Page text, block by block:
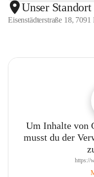
Unser Standort
Eisenstädterstraße 18,
Um Inhalte von
musst du der
https://